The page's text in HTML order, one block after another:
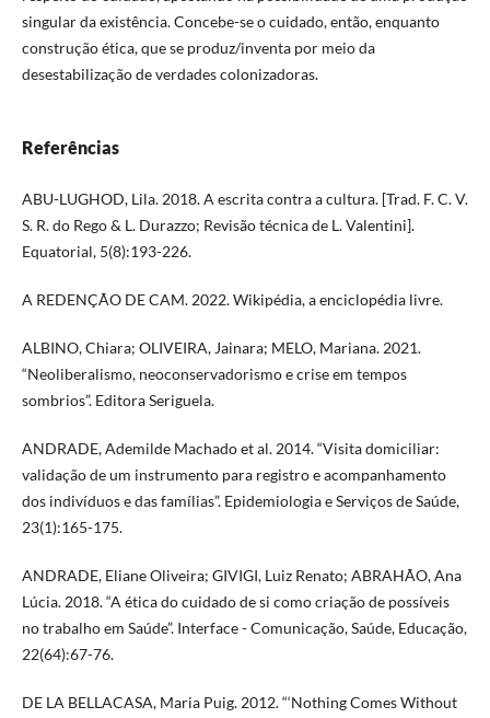
singular da existência. Concebe-se o cuidado, então, enquanto
construção ética, que se produz/inventa por meio da
desestabilização de verdades colonizadoras.
Referências
ABU-LUGHOD, Lila. 2018. A escrita contra a cultura. [Trad. F. C. V.
S. R. do Rego & L. Durazzo; Revisão técnica de L. Valentini].
Equatorial, 5(8):193-226.
A REDENÇÃO DE CAM. 2022. Wikipédia, a enciclopédia livre.
ALBINO, Chiara; OLIVEIRA, Jainara; MELO, Mariana. 2021.
“Neoliberalismo, neoconservadorismo e crise em tempos
sombrios”. Editora Seriguela.
ANDRADE, Ademilde Machado et al. 2014. “Visita domiciliar:
validação de um instrumento para registro e acompanhamento
dos indivíduos e das famílias”. Epidemiologia e Serviços de Saúde,
23(1):165-175.
ANDRADE, Eliane Oliveira; GIVIGI, Luiz Renato; ABRAHÃO, Ana
Lúcia. 2018. “A ética do cuidado de si como criação de possíveis
no trabalho em Saúde”. Interface - Comunicação, Saúde, Educação,
22(64):67-76.
DE LA BELLACASA, Maria Puig. 2012. “‘Nothing Comes Without